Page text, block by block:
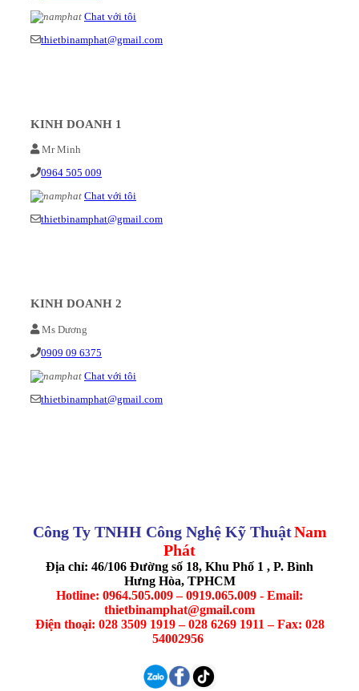
Chat với tôi
thietbinamphat@gmail.com
KINH DOANH 1
Mr Minh
0964 505 009
Chat với tôi
thietbinamphat@gmail.com
KINH DOANH 2
Ms Dương
0909 09 6375
Chat với tôi
thietbinamphat@gmail.com
Công Ty TNHH Công Nghệ Kỹ ThuậtNam
Phát
Địa chỉ: 46/106 Đường số 18, Khu Phố 1 , P. Bình
Hưng Hòa, TPHCM
Hotline: 0964.505.009 – 0919.065.009 - Email:
thietbinamphat@gmail.com
Điện thoại: 028 3509 1919 – 028 6269 1911 – Fax: 028
54002956